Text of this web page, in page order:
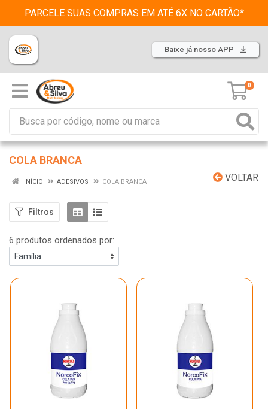
PARCELE SUAS COMPRAS EM ATÉ 6X NO CARTÃO*
Baixe já nosso APP
0
COLA BRANCA
VOLTAR
INÍCIO ADESIVOS COLA BRANCA
Filtros
6 produtos ordenados por: